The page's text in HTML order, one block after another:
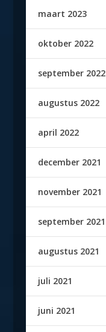
maart 2023
oktober 2022
september 2022
augustus 2022
april 2022
december 2021
november 2021
september 2021
augustus 2021
juli 2021
juni 2021